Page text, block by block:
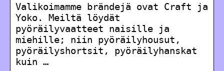
Valikoimamme brändejä ovat Craft ja
Yoko. Meiltä löydät
pyöräilyvaatteet naisille ja
miehille; niin pyöräilyhousut,
pyöräilyshortsit, pyöräilyhanskat
kuin …